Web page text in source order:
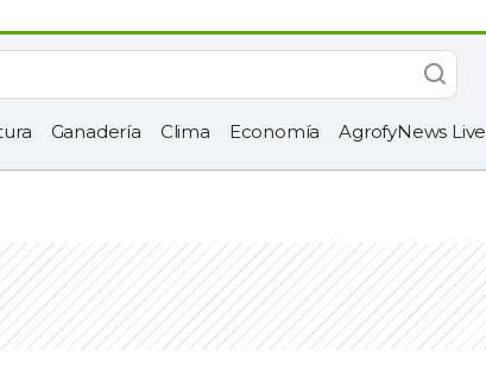
Ganadería Clima Economía AgrofyNews Live